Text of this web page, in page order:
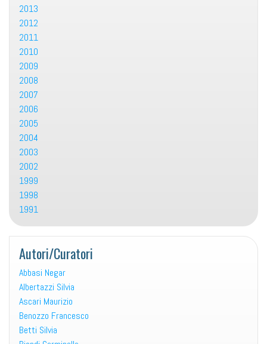
2013
2012
2011
2010
2009
2008
2007
2006
2005
2004
2003
2002
1999
1998
1991
Autori/Curatori
Abbasi Negar
Albertazzi Silvia
Ascari Maurizio
Benozzo Francesco
Betti Silvia